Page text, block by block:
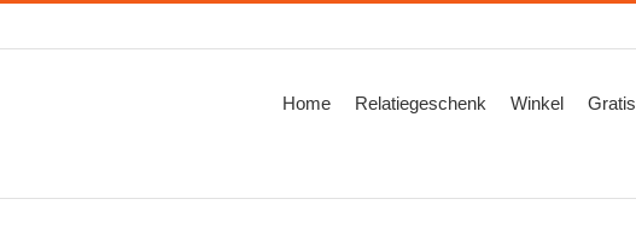
Home Relatiegeschenk Winkel Gratis